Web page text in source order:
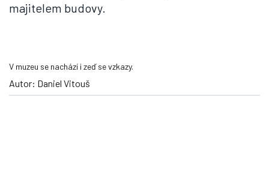
majitelem budovy.
V muzeu se nachází i zeď se vzkazy.
Autor: Daniel Vitouš